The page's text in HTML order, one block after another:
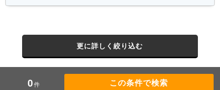
更に詳しく絞り込む
0件